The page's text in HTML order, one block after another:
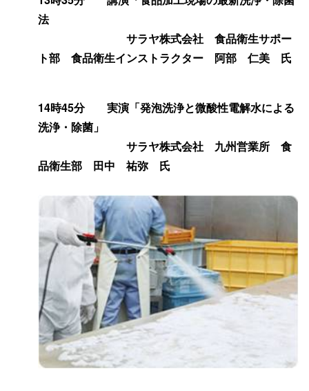
法
サラヤ株式会社 食品衛生サポー
ト部 食品衛生インストラクター 阿部 仁美 氏
14時45分 実演「発泡洗浄と微酸性電解水による
洗浄・除菌」
サラヤ株式会社 九州営業所 食
品衛生部 田中 祐弥 氏